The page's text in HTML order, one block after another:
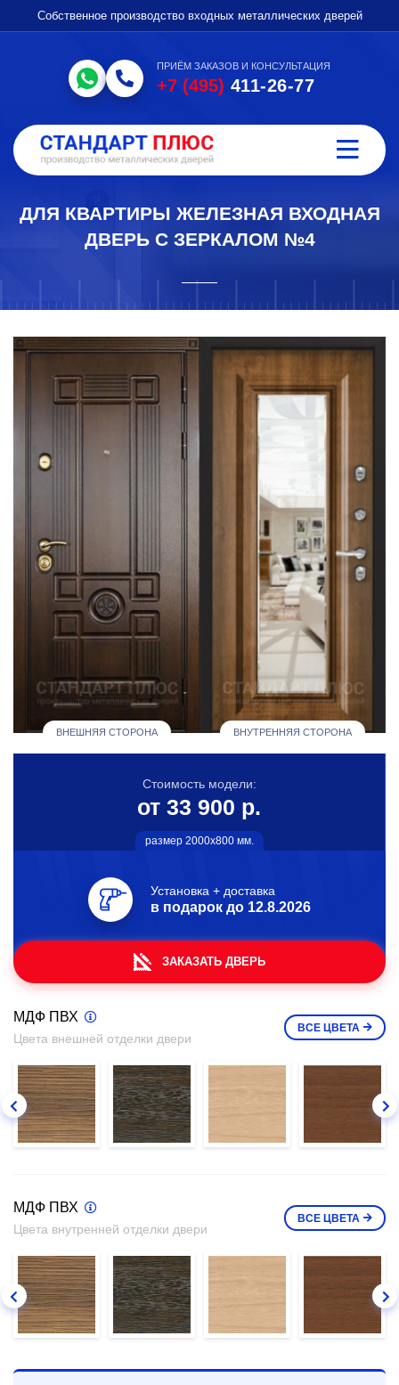
Собственное производство входных металлических дверей
ПРИЁМ ЗАКАЗОВ И КОНСУЛЬТАЦИЯ
+7 (495) 411-26-77
ДЛЯ КВАРТИРЫ ЖЕЛЕЗНАЯ ВХОДНАЯ
ДВЕРЬ С ЗЕРКАЛОМ №4
ВНЕШНЯЯ СТОРОНА ВНУТРЕННЯЯ СТОРОНА
Стоимость модели:
от 33 900 р.
размер 2000х800 мм.
Установка + доставка
в подарок до 12.8.2026
ЗАКАЗАТЬ ДВЕРЬ
МДФ ПВХ
Цвета внешней отделки двери
ВСЕ ЦВЕТА
МДФ ПВХ
Цвета внутренней отделки двери
ВСЕ ЦВЕТА